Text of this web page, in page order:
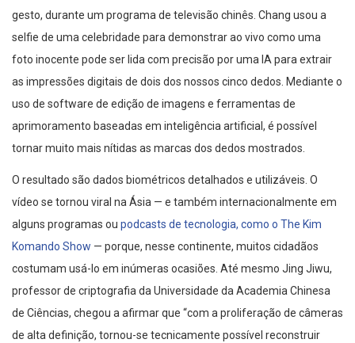
gesto, durante um programa de televisão chinês. Chang usou a
selfie de uma celebridade para demonstrar ao vivo como uma
foto inocente pode ser lida com precisão por uma IA para extrair
as impressões digitais de dois dos nossos cinco dedos. Mediante o
uso de software de edição de imagens e ferramentas de
aprimoramento baseadas em inteligência artificial, é possível
tornar muito mais nítidas as marcas dos dedos mostrados.
O resultado são dados biométricos detalhados e utilizáveis. O
vídeo se tornou viral na Ásia — e também internacionalmente em
alguns programas ou podcasts de tecnologia, como o The Kim
Komando Show — porque, nesse continente, muitos cidadãos
costumam usá-lo em inúmeras ocasiões. Até mesmo Jing Jiwu,
professor de criptografia da Universidade da Academia Chinesa
de Ciências, chegou a afirmar que “com a proliferação de câmeras
de alta definição, tornou-se tecnicamente possível reconstruir